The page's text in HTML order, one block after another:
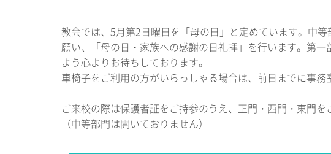
教会では、5月第2日曜日を「母の日」と定めています。中
願い、「母の日・家族への感謝の日礼拝」を行います。第
よう心よりお待ちしております。
車椅子をご利用の方がいらっしゃる場合は、前日までに事務
ご来校の際は保護者証をご持参のうえ、正門・西門・東門を
（中等部門は開いておりません）